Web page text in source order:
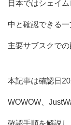
日本ではシェイ
中と確認できる
主要サブスクでの
本記事は確認日
WOWOW、